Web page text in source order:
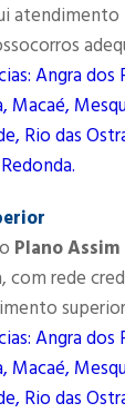
Angra dos
Macaé,
Rio das
Plano
com rede
Angra dos
Macaé,
Rio das